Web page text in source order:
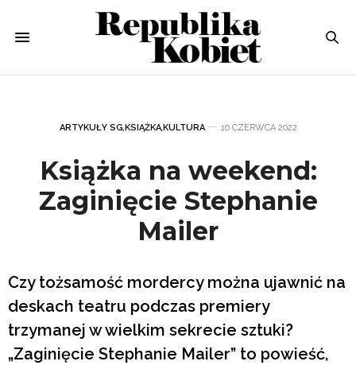
ARTYKUŁY SG,KSIĄŻKA,KULTURA 10 CZERWCA 2022
Książka na weekend:
Zaginięcie Stephanie
Mailer
Czy tożsamość mordercy można ujawnić na
deskach teatru podczas premiery
trzymanej w wielkim sekrecie sztuki?
„Zaginięcie Stephanie Mailer” to powieść,